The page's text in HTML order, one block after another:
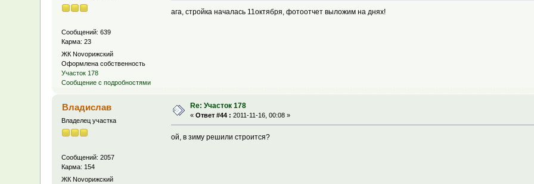
Сообщений: 639
Карма: 23
ЖК Novoрижский
Оформлена собственность
Участок 178
Сообщение с подробностями
ага, стройка началась 11октября, фотоотчет выложим на днях!
Владислав
Владелец участка
Сообщений: 2057
Карма: 154
ЖК Novoрижский
Re: Участок 178
«Ответ #44 : 2011-11-16, 00:08 »
ой, в зиму решили строится?